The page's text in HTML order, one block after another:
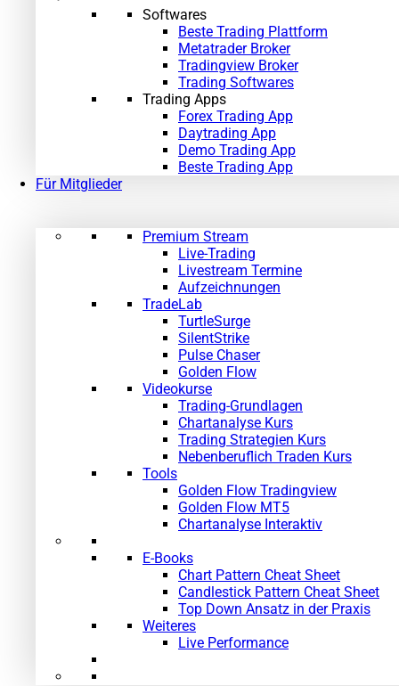
Softwares
Beste Trading Plattform
Metatrader Broker
Tradingview Broker
Trading Softwares
Trading Apps
Forex Trading App
Daytrading App
Demo Trading App
Beste Trading App
Für Mitglieder
Premium Stream
Live-Trading
Livestream Termine
Aufzeichnungen
TradeLab
TurtleSurge
SilentStrike
Pulse Chaser
Golden Flow
Videokurse
Trading-Grundlagen
Chartanalyse Kurs
Trading Strategien Kurs
Nebenberuflich Traden Kurs
Tools
Golden Flow Tradingview
Golden Flow MT5
Chartanalyse Interaktiv
E-Books
Chart Pattern Cheat Sheet
Candlestick Pattern Cheat Sheet
Top Down Ansatz in der Praxis
Weiteres
Live Performance